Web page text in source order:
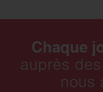
Chaque
auprès
nous